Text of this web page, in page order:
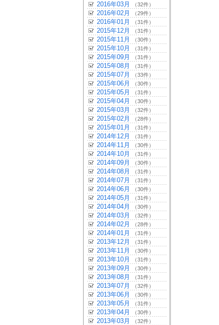
2016年03月 （32件）
2016年02月 （29件）
2016年01月 （31件）
2015年12月 （31件）
2015年11月 （30件）
2015年10月 （31件）
2015年09月 （31件）
2015年08月 （31件）
2015年07月 （33件）
2015年06月 （30件）
2015年05月 （31件）
2015年04月 （30件）
2015年03月 （32件）
2015年02月 （28件）
2015年01月 （31件）
2014年12月 （31件）
2014年11月 （30件）
2014年10月 （31件）
2014年09月 （30件）
2014年08月 （31件）
2014年07月 （31件）
2014年06月 （30件）
2014年05月 （31件）
2014年04月 （30件）
2014年03月 （32件）
2014年02月 （28件）
2014年01月 （31件）
2013年12月 （31件）
2013年11月 （30件）
2013年10月 （31件）
2013年09月 （30件）
2013年08月 （31件）
2013年07月 （32件）
2013年06月 （30件）
2013年05月 （31件）
2013年04月 （30件）
2013年03月 （32件）